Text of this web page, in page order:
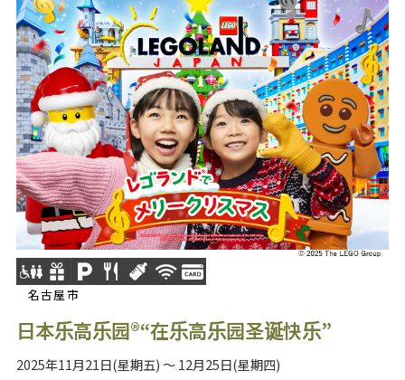
名古屋市
日本乐高乐园®“在乐高乐园圣诞快乐”
2025年11月21日(星期五) ～ 12月25日(星期四)